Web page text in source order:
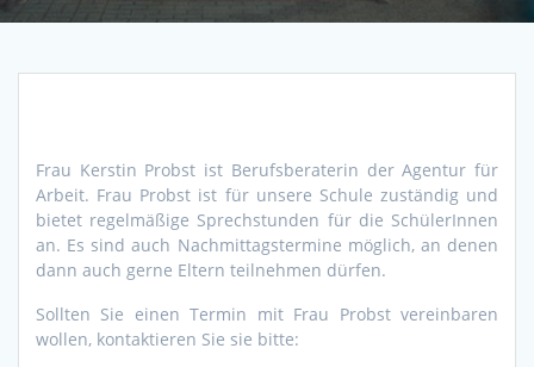
Frau Kerstin Probst ist Berufsberaterin der Agentur für
Arbeit. Frau Probst ist für unsere Schule zuständig und
bietet regelmäßige Sprechstunden für die SchülerInnen
an. Es sind auch Nachmittagstermine möglich, an denen
dann auch gerne Eltern teilnehmen dürfen.
Sollten Sie einen Termin mit Frau Probst vereinbaren
wollen, kontaktieren Sie sie bitte: